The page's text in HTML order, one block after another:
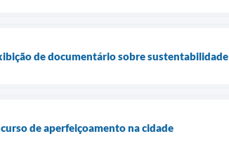
de documentário sobre sustentabilidade
de aperfeiçoamento na cidade